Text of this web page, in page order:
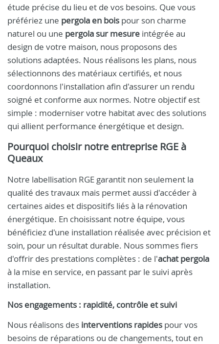
étude précise du lieu et de vos besoins. Que vous
préfériez une pergola en bois pour son charme
naturel ou une pergola sur mesure intégrée au
design de votre maison, nous proposons des
solutions adaptées. Nous réalisons les plans, nous
sélectionnons des matériaux certifiés, et nous
coordonnons l'installation afin d'assurer un rendu
soigné et conforme aux normes. Notre objectif est
simple : moderniser votre habitat avec des solutions
qui allient performance énergétique et design.
Pourquoi choisir notre entreprise RGE à
Queaux
Notre labellisation RGE garantit non seulement la
qualité des travaux mais permet aussi d'accéder à
certaines aides et dispositifs liés à la rénovation
énergétique. En choisissant notre équipe, vous
bénéficiez d'une installation réalisée avec précision et
soin, pour un résultat durable. Nous sommes fiers
d'offrir des prestations complètes : de l'achat pergola
à la mise en service, en passant par le suivi après
installation.
Nos engagements : rapidité, contrôle et suivi
Nous réalisons des interventions rapides pour vos
besoins de réparations ou de changements, tout en